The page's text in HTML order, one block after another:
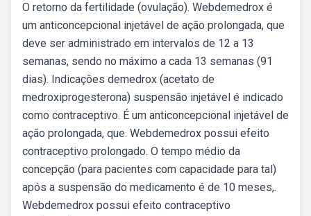
O retorno da fertilidade (ovulação). Webdemedrox é
um anticoncepcional injetável de ação prolongada, que
deve ser administrado em intervalos de 12 a 13
semanas, sendo no máximo a cada 13 semanas (91
dias). Indicações demedrox (acetato de
medroxiprogesterona) suspensão injetável é indicado
como contraceptivo. É um anticoncepcional injetável de
ação prolongada, que. Webdemedrox possui efeito
contraceptivo prolongado. O tempo médio da
concepção (para pacientes com capacidade para tal)
após a suspensão do medicamento é de 10 meses,.
Webdemedrox possui efeito contraceptivo